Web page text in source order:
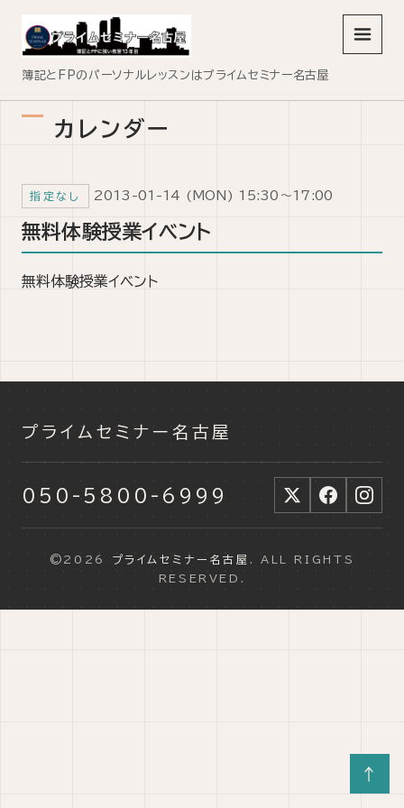
↑
簿記とFPのパーソナルレッスンはプライムセミナー名古屋
メニュ
カレンダー
指定なし 2013-01-14 (MON) 15:30～17:00
無料体験授業イベント
無料体験授業イベント
プライムセミナー名古屋
050-5800-6999
©2026 プライムセミナー名古屋
. ALL RIGHTS
RESERVED.